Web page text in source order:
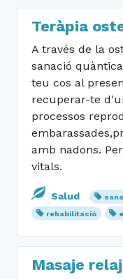
Teràpia
A través de la
sanació
teu cos al
recuperar-te
processos
amb nadons.
vitals.
Salud
rehabilitació
Masaje